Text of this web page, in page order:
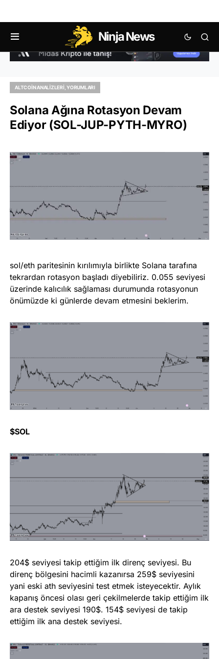
Ninja News
ALTCOIN ANALIZLERI, YORUMLARI
Solana Ağına Rotasyon Devam
Ediyor (SOL-JUP-PYTH-MYRO)
sol/eth paritesinin kırılımıyla birlikte Solana tarafına
tekrardan rotasyon başladı diyebiliriz. 0.055 seviyesi
üzerinde kalıcılık sağlaması durumunda rotasyonun
önümüzde ki günlerde devam etmesini beklerim.
$SOL
204$ seviyesi takip ettiğim ilk direnç seviyesi. Bu
direnç bölgesini hacimli kazanırsa 259$ seviyesini
yani eski ath seviyesini test etmek isteyecektir. Aylık
kapanış öncesi olası geri çekilmelerde takip ettiğim ilk
ara destek seviyesi 190$. 154$ seviyesi de takip
ettiğim ilk ana destek seviyesi.